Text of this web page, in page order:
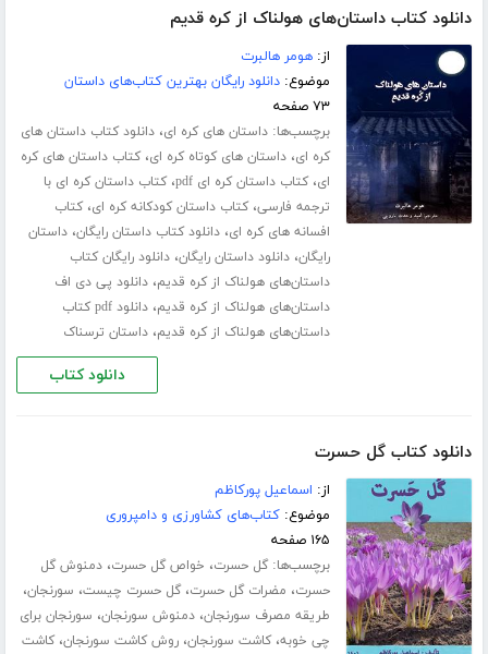
دانلود کتاب داستان‌های هولناک از کره قدیم
از:هومر هالبرت
موضوع:دانلود رایگان بهترین کتاب‌های داستان
۷۳ صفحه
برچسب‌ها:داستان های کره ای،دانلود کتاب داستان های
کره ای،داستان های کوتاه کره ای،کتاب داستان های کره
ای،کتاب داستان کره ای pdf ،کتاب داستان کره ای با
ترجمه فارسی،کتاب داستان کودکانه کره ای،کتاب
افسانه های کره ای،دانلود کتاب داستان رایگان،داستان
رایگان،دانلود داستان رایگان،دانلود رایگان کتاب
داستان‌های هولناک از کره قدیم،دانلود پی دی اف
داستان‌های هولناک از کره قدیم،
دانلود pdf کتاب
داستان‌های هولناک از کره قدیم،داستان ترسناک
دانلود کتاب
دانلود کتاب گل حسرت
از: اسماعیل پورکاظم
موضوع:کتاب‌های کشاورزی و دامپروری
۱۶۵ صفحه
برچسب‌ها:گل حسرت، خواص گل حسرت،دمنوش گل
حسرت، مضرات گل حسرت،گل حسرت چیست، سورنجان،
طریقه مصرف سورنجان،دمنوش سورنجان، سورنجان برای
چی خوبه،کاشت سورنجان،روش کاشت سورنجان،کاشت